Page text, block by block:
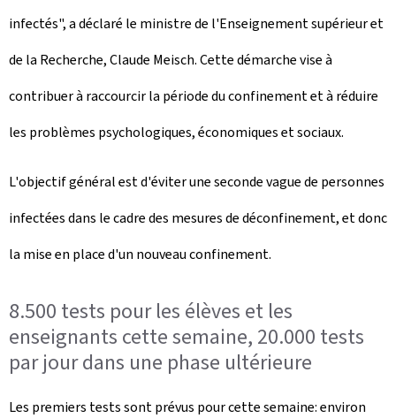
infectés", a déclaré le ministre de l'Enseignement supérieur et
de la Recherche, Claude Meisch. Cette démarche vise à
contribuer à raccourcir la période du confinement et à réduire
les problèmes psychologiques, économiques et sociaux.
L'objectif général est d'éviter une seconde vague de personnes
infectées dans le cadre des mesures de déconfinement, et donc
la mise en place d'un nouveau confinement.
8.500 tests pour les élèves et les
enseignants cette semaine, 20.000 tests
par jour dans une phase ultérieure
Les premiers tests sont prévus pour cette semaine: environ